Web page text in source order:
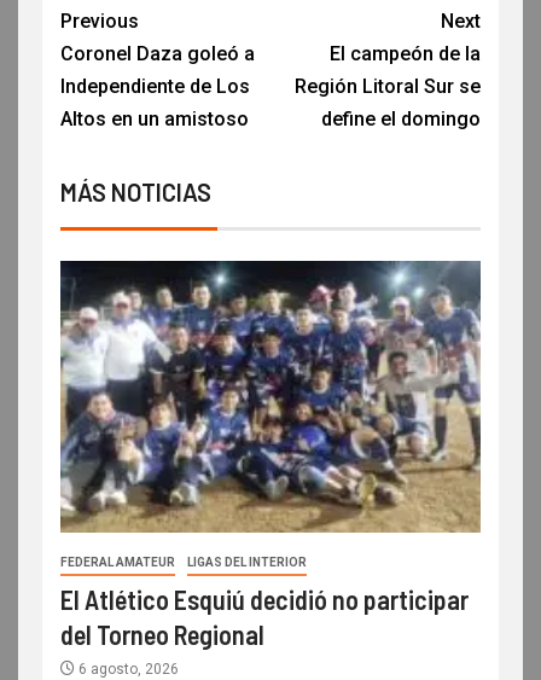
Previous
Coronel Daza goleó a
Independiente de Los
Altos en un amistoso
Next
El campeón de la
Región Litoral Sur se
define el domingo
MÁS NOTICIAS
FEDERAL AMATEUR LIGAS DEL INTERIOR
El Atlético Esquiú decidió no participar
del Torneo Regional
6 agosto, 2026